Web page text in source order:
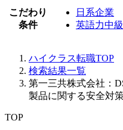
こだわり
条件
日系企業
英語力中
ハイクラス転職TOP
検索結果一覧
第一三共株式会社：
製品に関する安全対
TOP